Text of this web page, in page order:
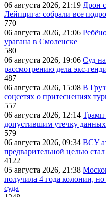
06 августа 2026, 21:19 Дрон
Лейпцига: собрали все
770
06 августа 2026, 21:06
урагана в Смоленске
580
06 августа 2026, 19:06 Суд
рассмотрению дела экс-
487
06 августа 2026, 15:08 В
соцсетях о притеснениях
557
06 августа 2026, 12:14 Трамп
допустившим утечку
579
06 августа 2026, 09:34 ВСУ
предварительной целью
4122
05 августа 2026, 21:38
получила 4 года колонии,
суда